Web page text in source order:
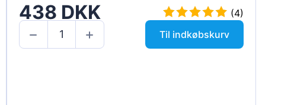
438 DKK
(4)
Til indkøbskurv